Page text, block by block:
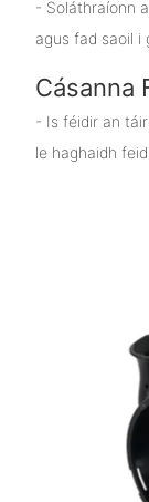
- Soláthraíonn
agus fad saoil i
Cásanna
- Is féidir an
le haghaidh